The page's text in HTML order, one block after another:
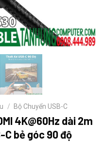
/ Bộ Chuyển USB-C
4K@60Hz dài 2m
C bẻ góc 90 độ